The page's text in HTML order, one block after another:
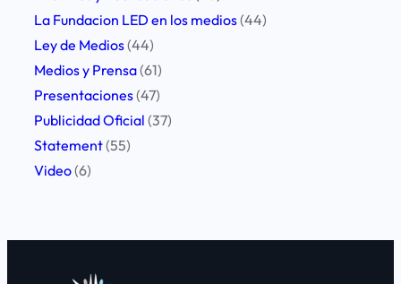
La Fundacion LED en los medios(44)
Ley de Medios(44)
Medios y Prensa(61)
Presentaciones(47)
Publicidad Oficial (37)
Statement(55)
Video(6)